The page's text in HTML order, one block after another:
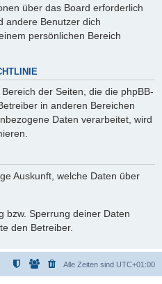
über das Board erforderlich
andere Benutzer dich
persönlichen Bereich
der Seiten, die die phpBB-
in anderen Bereichen
Daten verarbeitet, wird
Auskunft, welche Daten über
bzw. Sperrung deiner Daten
den Betreiber.
Alle Zeiten sind UTC+01:00